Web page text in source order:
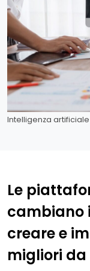
Intelligenza artificiale
Le
cambiano
creare e
migliori da